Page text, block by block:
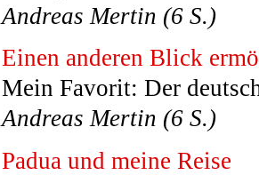
Andreas Mertin (6 S.)
Einen anderen Blick
Mein Favorit: Der
Andreas Mertin (6 S.)
Padua und meine Reise